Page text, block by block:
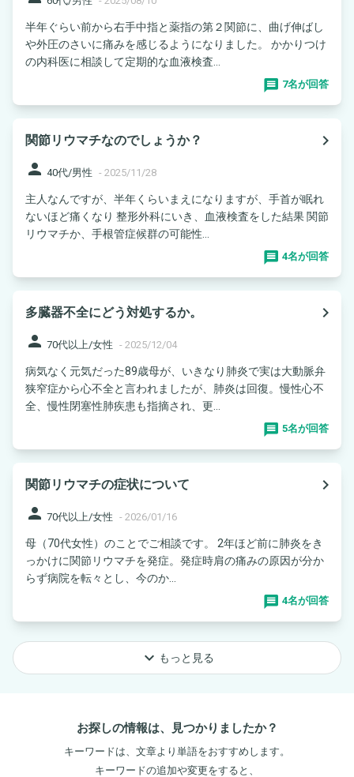
半年ぐらい前から右手中指と薬指の第２関節に、曲げ伸ばし
や外圧のさいに痛みを感じるようになりました。 かかりつけ
の内科医に相談して定期的な血液検査...
7名が回答
関節リウマチなのでしょうか？
navigate_next
person 40代/男性 - 2025/11/28
主人なんですが、半年くらいまえになりますが、手首が眠れ
ないほど痛くなり 整形外科にいき、血液検査をした結果 関節
リウマチか、手根管症候群の可能性...
4名が回答
多臓器不全にどう対処するか。
navigate_next
person 70代以上/女性 - 2025/12/04
病気なく元気だった89歳母が、いきなり肺炎で実は大動脈弁
狭窄症から心不全と言われましたが、肺炎は回復。慢性心不
全、慢性閉塞性肺疾患も指摘され、更...
5名が回答
関節リウマチの症状について
navigate_next
person 70代以上/女性 - 2026/01/16
母（70代女性）のことでご相談です。 2年ほど前に肺炎をき
っかけに関節リウマチを発症。発症時肩の痛みの原因が分か
らず病院を転々とし、今のか...
4名が回答
keyboard_arrow_down もっと見る
お探しの情報は、見つかりましたか？
キーワードは、文章より単語をおすすめします。
キーワードの追加や変更をすると、